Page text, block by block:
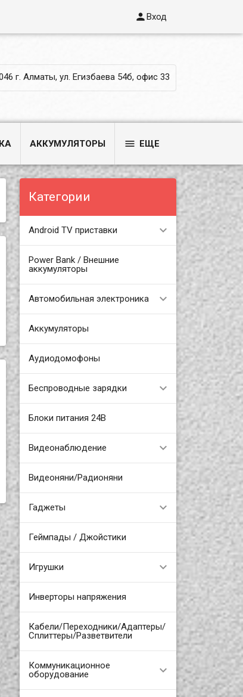
Вход
г. Алматы, ул. Егизбаева 54б, офис 33
АККУМУЛЯТОРЫ  ЕЩЕ
Категории
Android TV приставки
Power Bank / Внешние
аккумуляторы
Автомобильная электроника
Аккумуляторы
Аудиодомофоны
Беспроводные зарядки
Блоки питания 24В
Видеонаблюдение
Видеоняни/Радионяни
Гаджеты
Геймпады / Джойстики
Игрушки
Инверторы напряжения
Кабели/Переходники/Адаптеры/
Сплиттеры/Разветвители
Коммуникационное
оборудование